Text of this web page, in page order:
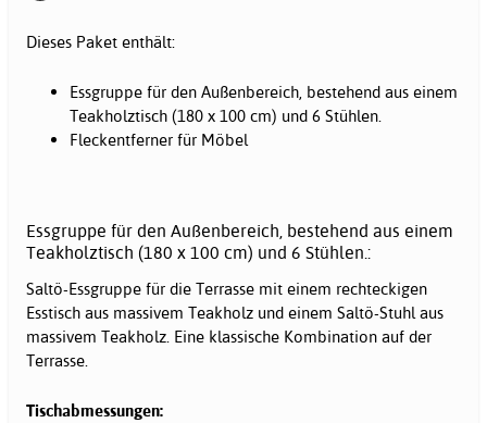
Dieses Paket enthält:
Essgruppe für den Außenbereich, bestehend aus einem
Teakholztisch (180 x 100 cm) und 6 Stühlen.
Fleckentferner für Möbel
Essgruppe für den Außenbereich, bestehend aus einem
Teakholztisch (180 x 100 cm) und 6 Stühlen.:
Saltö-Essgruppe für die Terrasse mit einem rechteckigen
Esstisch aus massivem Teakholz und einem Saltö-Stuhl aus
massivem Teakholz. Eine klassische Kombination auf der
Terrasse.
Tischabmessungen: